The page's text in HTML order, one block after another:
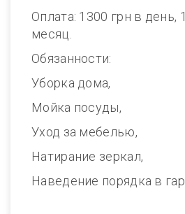
Оплата: 1300 грн в день,
месяц.
Обязанности:
Уборка дома,
Мойка посуды,
Уход за мебелью,
Натирание зеркал,
Наведение порядка в